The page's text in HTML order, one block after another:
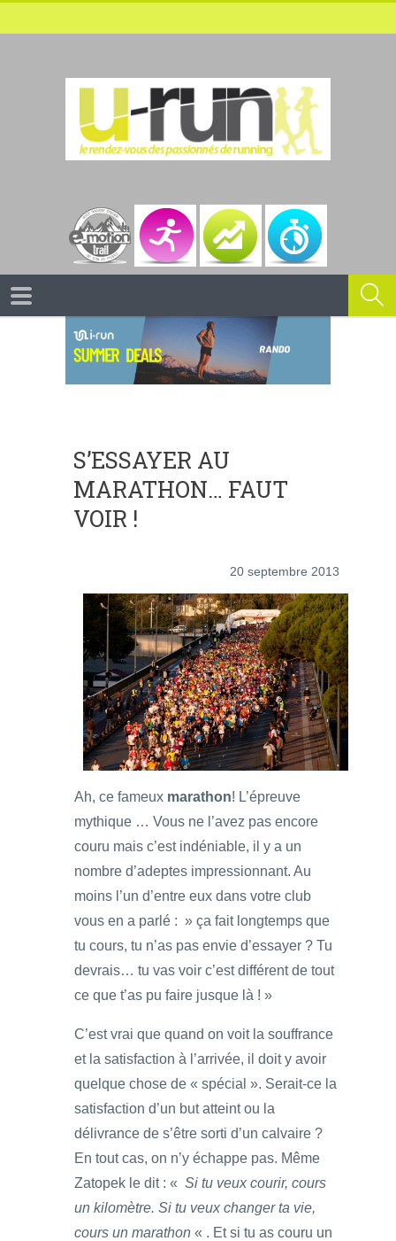
S’ESSAYER AU
MARATHON… FAUT
VOIR !
20 septembre 2013
Ah, ce fameux marathon! L’épreuve
mythique … Vous ne l’avez pas encore
couru mais c’est indéniable, il y a un
nombre d’adeptes impressionnant. Au
moins l’un d’entre eux dans votre club
vous en a parlé : » ça fait longtemps que
tu cours, tu n’as pas envie d’essayer ? Tu
devrais… tu vas voir c’est différent de tout
ce que t’as pu faire jusque là ! »
C’est vrai que quand on voit la souffrance
et la satisfaction à l’arrivée, il doit y avoir
quelque chose de « spécial ». Serait-ce la
satisfaction d’un but atteint ou la
délivrance de s’être sorti d’un calvaire ?
En tout cas, on n’y échappe pas. Même
Zatopek le dit : « Si tu veux courir, cours
un kilomètre. Si tu veux changer ta vie,
cours un marathon « . Et si tu as couru un